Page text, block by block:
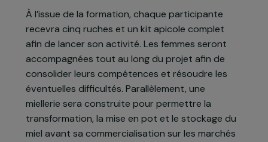
technique et pratique, abordera la production
de miel, la préservation de la biodiversité des
mangroves, la commercialisation, la gestion
coopérative ainsi que des thématiques liées aux
droits des travailleuses et à la gestion de
l’épargne.
À l’issue de la formation, chaque participante
recevra cinq ruches et un kit apicole complet